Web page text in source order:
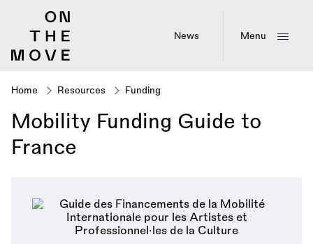
News Menu
Breadcrumb
Home Resources Funding
Mobility Funding Guide to
France